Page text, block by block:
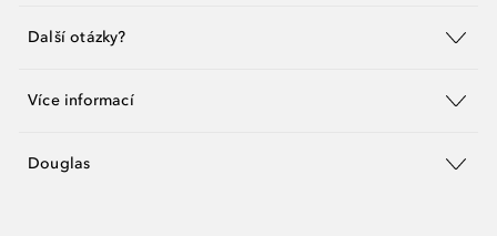
Další otázky?
Více informací
Douglas